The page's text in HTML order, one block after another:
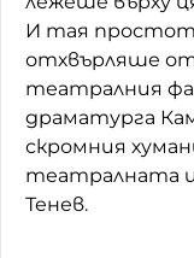
И тая
отхвърляше
театралния
драматурга
скромния
театралната
Тенев.